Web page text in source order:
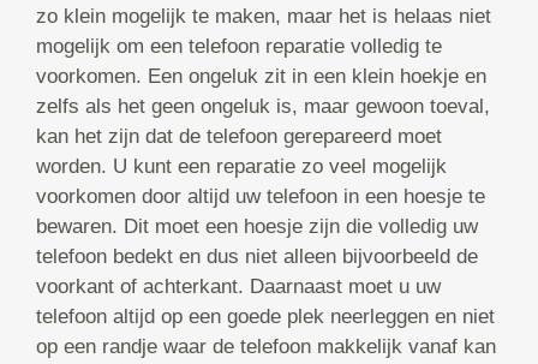
zo klein mogelijk te maken, maar het is helaas niet
mogelijk om een telefoon reparatie volledig te
voorkomen. Een ongeluk zit in een klein hoekje en
zelfs als het geen ongeluk is, maar gewoon toeval,
kan het zijn dat de telefoon gerepareerd moet
worden. U kunt een reparatie zo veel mogelijk
voorkomen door altijd uw telefoon in een hoesje te
bewaren. Dit moet een hoesje zijn die volledig uw
telefoon bedekt en dus niet alleen bijvoorbeeld de
voorkant of achterkant. Daarnaast moet u uw
telefoon altijd op een goede plek neerleggen en niet
op een randje waar de telefoon makkelijk vanaf kan